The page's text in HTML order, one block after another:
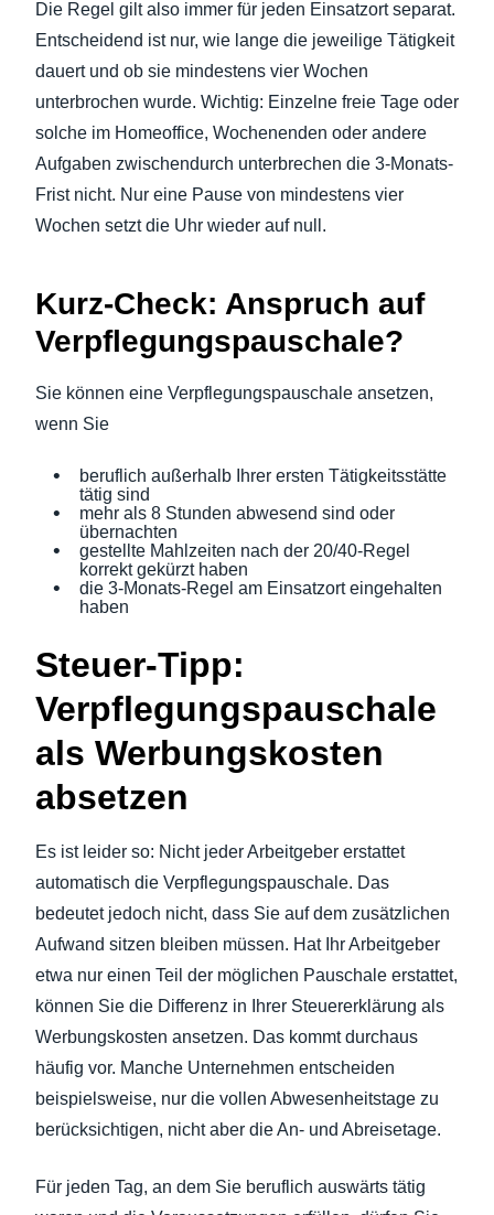
Die Regel gilt also immer für jeden Einsatzort separat.
Entscheidend ist nur, wie lange die jeweilige Tätigkeit
dauert und ob sie mindestens vier Wochen
unterbrochen wurde. Wichtig: Einzelne freie Tage oder
solche im Homeoffice, Wochenenden oder andere
Aufgaben zwischendurch unterbrechen die 3-Monats-
Frist nicht. Nur eine Pause von mindestens vier
Wochen setzt die Uhr wieder auf null.
Kurz-Check: Anspruch auf
Verpflegungspauschale?
Sie können eine Verpflegungspauschale ansetzen,
wenn Sie
beruflich außerhalb Ihrer ersten Tätigkeitsstätte
tätig sind
mehr als 8 Stunden abwesend sind oder
übernachten
gestellte Mahlzeiten nach der 20/40-Regel
korrekt gekürzt haben
die 3-Monats-Regel am Einsatzort eingehalten
haben
Steuer-Tipp:
Verpflegungspauschale
als Werbungskosten
absetzen
Es ist leider so: Nicht jeder Arbeitgeber erstattet
automatisch die Verpflegungspauschale. Das
bedeutet jedoch nicht, dass Sie auf dem zusätzlichen
Aufwand sitzen bleiben müssen. Hat Ihr Arbeitgeber
etwa nur einen Teil der möglichen Pauschale erstattet,
können Sie die Differenz in Ihrer Steuererklärung als
Werbungskosten ansetzen. Das kommt durchaus
häufig vor. Manche Unternehmen entscheiden
beispielsweise, nur die vollen Abwesenheitstage zu
berücksichtigen, nicht aber die An- und Abreisetage.
Für jeden Tag, an dem Sie beruflich auswärts tätig